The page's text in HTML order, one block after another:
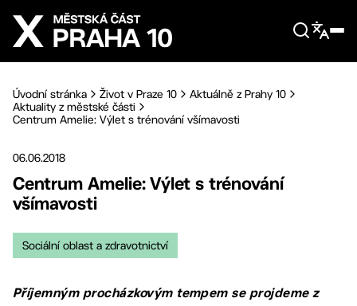
Přejít na hlavní obsah
Úvodní stránka Život v Praze 10
Aktuálně z Prahy 10
Aktuality z městské části
Centrum Amelie: Výlet s trénování všímavosti
06.06.2018
Centrum Amelie: Výlet s trénování
všímavosti
Sociální oblast a zdravotnictví
Příjemným procházkovým tempem se projdeme z